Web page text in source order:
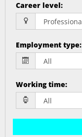
Career level:
Employment type:
Working time: